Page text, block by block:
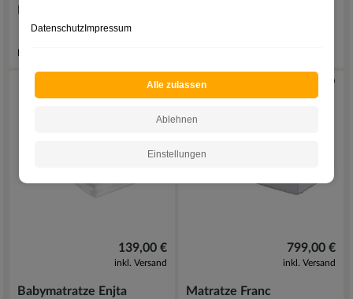
Datenschutz Impressum
Alle zulassen
Ablehnen
Einstellungen
Lieferzeit 15 - 20 Werktage
139,00 €
inkl. Versand
Babymatratze Enjta
799,00 €
inkl. Versand
Matratze Franc